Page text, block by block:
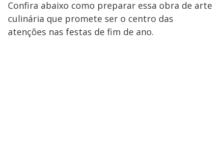
​Confira abaixo como preparar essa obra de arte
culinária que promete ser o centro das
atenções nas festas de fim de ano.